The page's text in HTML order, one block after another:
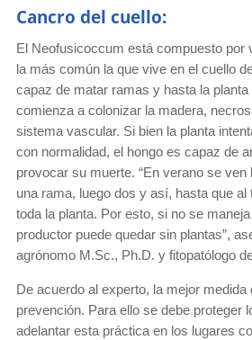
Cancro del cuello:
El Neofusicoccum está compuesto por
la más común la que vive en el cuello
capaz de matar ramas y hasta la
comienza a colonizar la madera,
sistema vascular. Si bien la planta
con normalidad, el hongo es capaz de
provocar su muerte. “En verano se
una rama, luego dos y así, hasta que
toda la planta. Por esto, si no se
productor puede quedar sin plantas”,
agrónomo M.Sc., Ph.D. y fitopatólogo
De acuerdo al experto, la mejor medida
prevención. Para ello se debe proteger
adelantar esta práctica en los lugares